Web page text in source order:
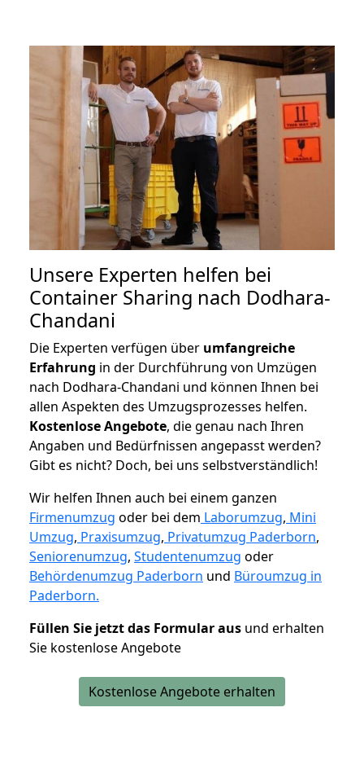
Unsere Experten helfen bei
Container Sharing nach Dodhara-
Chandani
Die Experten verfügen über umfangreiche
Erfahrung in der Durchführung von Umzügen
nach Dodhara-Chandani und können Ihnen bei
allen Aspekten des Umzugsprozesses helfen.
Kostenlose Angebote, die genau nach Ihren
Angaben und Bedürfnissen angepasst werden?
Gibt es nicht? Doch, bei uns selbstverständlich!
Wir helfen Ihnen auch bei einem ganzen
Firmenumzug oder bei dem Laborumzug, Mini
Umzug, Praxisumzug, Privatumzug Paderborn,
Seniorenumzug, Studentenumzug oder
Behördenumzug Paderborn und Büroumzug in
Paderborn.
Füllen Sie jetzt das Formular aus und erhalten
Sie kostenlose Angebote
Kostenlose Angebote erhalten